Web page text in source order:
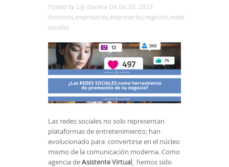
Posted by Lily Izurieta On Dic 05, 2023
bussiness,empresarial,empresarios,negocios,redes
sociales
Las redes sociales no solo representan
plataformas de entretenimiento; han
evolucionado para convertirse en el núcleo
mismo de la comunicación moderna. Como
agencia deAsistente Virtual , hemos sido